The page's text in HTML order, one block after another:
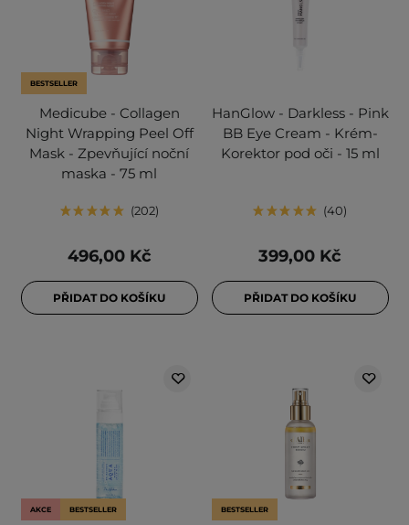
BESTSELLER
Medicube - Collagen
Night Wrapping Peel Off
Mask - Zpevňující noční
maska - 75 ml
202
496,00 Kč
PŘIDAT DO KOŠÍKU
HanGlow - Darkless - Pink
BB Eye Cream - Krém-
Korektor pod oči - 15 ml
40
399,00 Kč
PŘIDAT DO KOŠÍKU
AKCE BESTSELLER BESTSELLER